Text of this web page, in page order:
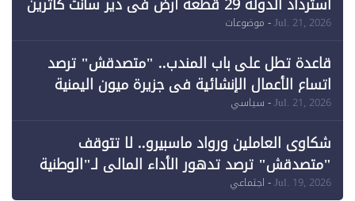
وقبول طعن الحكومة جزئيًا (1)
Jul. 21, 2026- موضوعات
قاعدة تطل على باب المندب.. "متصدقش" ترصد
اتساع الأعمال الإنشائية في جزيرة ميون اليمنية
Jul. 21, 2026- سياسي
شكاوى العاملين ورواد ماسبيرو.. لا تتوقف
"متصدقش" ترصد تدهور الأداء المالي لـ"الوطنية
للإعلام"
Jul. 19, 2026- اجتماعي